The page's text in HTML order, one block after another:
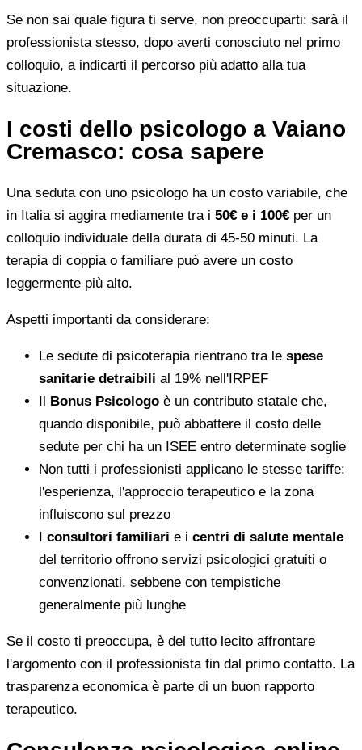
Se non sai quale figura ti serve, non preoccuparti: sarà il
professionista stesso, dopo averti conosciuto nel primo
colloquio, a indicarti il percorso più adatto alla tua
situazione.
I costi dello psicologo a Vaiano
Cremasco: cosa sapere
Una seduta con uno psicologo ha un costo variabile, che
in Italia si aggira mediamente tra i 50€ e i 100€ per un
colloquio individuale della durata di 45-50 minuti. La
terapia di coppia o familiare può avere un costo
leggermente più alto.
Aspetti importanti da considerare:
Le sedute di psicoterapia rientrano tra le spese
sanitarie detraibili al 19% nell'IRPEF
Il Bonus Psicologo è un contributo statale che,
quando disponibile, può abbattere il costo delle
sedute per chi ha un ISEE entro determinate soglie
Non tutti i professionisti applicano le stesse tariffe:
l'esperienza, l'approccio terapeutico e la zona
influiscono sul prezzo
I consultori familiari e i centri di salute mentale
del territorio offrono servizi psicologici gratuiti o
convenzionati, sebbene con tempistiche
generalmente più lunghe
Se il costo ti preoccupa, è del tutto lecito affrontare
l'argomento con il professionista fin dal primo contatto. La
trasparenza economica è parte di un buon rapporto
terapeutico.